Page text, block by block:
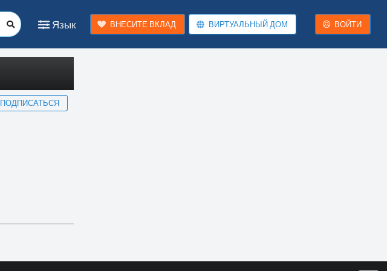
Язык ВНЕСИТЕ ВКЛАД ВИРТУАЛЬНЫЙ ДОМ ВОЙТИ
ПОДПИСАТЬСЯ